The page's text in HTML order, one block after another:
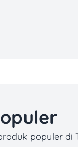
populer di